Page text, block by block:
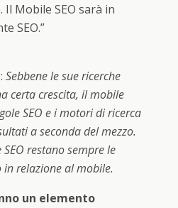
Mobile SEO sarà in
SEO.”
:Sebbene le sue ricerche
certa crescita, il mobile
SEO e i motori di ricerca
a seconda del mezzo.
restano sempre le
in relazione al mobile.
un elemento